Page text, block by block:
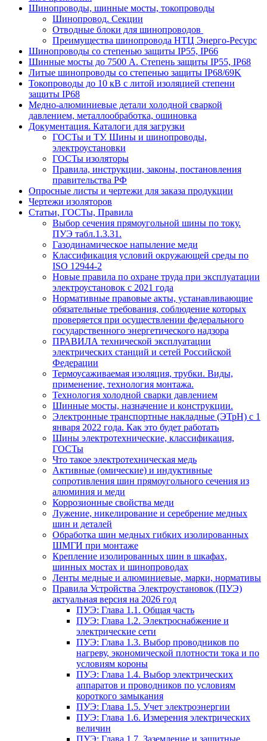
Шинопроводы, шинные мосты, токопроводы
Шинопровод. Секции
Отводные блоки для шинопроводов
Преимущества шинопровода НТЦ Энерго-Ресурс
Шинопроводы со степенью защиты IP55, IP66
Шинные мосты до 7500 А. Степень защиты IP55, IP68
Литые шинопроводы со степенью защиты IP68/69K
Токопроводы до 10 кВ с литой изоляцией степени
защиты IP68
Медно-алюминиевые детали холодной сваркой
давлением, металлообработка, ошиновка
Документация. Каталоги для загрузки
ГОСТы и ТУ. Шины и шинопроводы,
электроустановки
ГОСТы изоляторы
Правила, инструкции, законы, постановления
правительства РФ
Опросные листы и чертежи для заказа продукции
Чертежи изоляторов
Статьи, ГОСТы, Правила
Выбор сечения прямоугольной шины по току.
ПУЭ табл.1.3.31.
Газодинамическое напыление меди
Классификация условий окружающей среды по
ISO 12944-2
Новые правила по охране труда при эксплуатации
электроустановок с 2021 года
Нормативные правовые акты, устанавливающие
обязательные требования, соблюдение которых
проверяется при осуществлении федерального
государственного энергетического надзора
ПРАВИЛА технической эксплуатации
электрических станций и сетей Российской
Федерации
Термоусаживаемая изоляция, трубки. Виды,
применение, технология монтажа.
Технология холодной сварки давлением
Шинные мосты, назначение и конструкции.
Электронные транспортные накладные (ЭТрН) с 1
января 2022 года. Как это будет работать
Шины электротехнические, классификация,
ГОСТы
Что такое электротехническая медь
Активные (омические) и индуктивные
сопротивления шин прямоугольного сечения из
алюминия и меди
Коррозионные свойства меди
Лужение, никелирование и серебрение медных
шин и деталей
Обработка шин медных гибких изолированных
ШМГИ при монтаже
Крепление изолированных шин в шкафах,
шинных мостах и шинопроводах
Ленты медные и алюминиевые, марки, нормативы
Правила Устройства Электроустановок (ПУЭ)
актуальная версия на 2026 год
ПУЭ: Глава 1.1. Общая часть
ПУЭ: Глава 1.2. Электроснабжение и
электрические сети
ПУЭ: Глава 1.3. Выбор проводников по
нагреву, экономической плотности тока и по
условиям короны
ПУЭ: Глава 1.4. Выбор электрических
аппаратов и проводников по условиям
короткого замыкания
ПУЭ: Глава 1.5. Учет электроэнергии
ПУЭ: Глава 1.6. Измерения электрических
величин
ПУЭ: Глава 1.7. Заземление и защитные